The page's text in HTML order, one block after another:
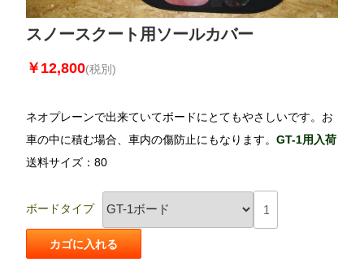
スノースクート用ソールカバー
￥12,800(税別)
ネオプレーンで出来ていてボードにとてもやさしいです。お
車の中に積む場合、車内の傷防止にもなります。 GT-1用入荷
送料サイズ：80
ボードタイプ